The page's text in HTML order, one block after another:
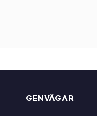
GENVÄGAR